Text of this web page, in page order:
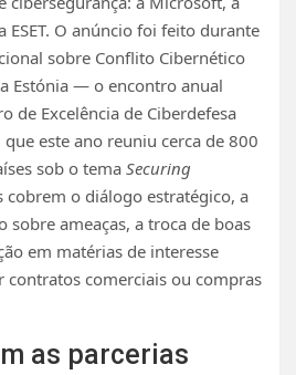
ESET. O anúncio foi feito durante
sobre Conflito Cibernético
Estónia — o encontro anual
de Excelência de Ciberdefesa
que este ano reuniu cerca de 800
sob o tema Securing
cobrem o diálogo estratégico, a
sobre ameaças, a troca de boas
em matérias de interesse
contratos comerciais ou compras
as parcerias